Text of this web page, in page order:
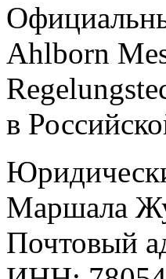
Ahlborn
в
Маршала
Почтовый